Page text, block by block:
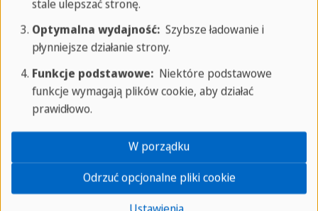
Wystąpienia publiczne i prezentacje
Dowódź sceną z pewnością siebie:Wystąpienia
publiczne to sztuka, a robienie tego w języku
obcym jest godnym pochwały wyczynem. Nasze
warsztaty z wystąpień publicznych i prezentacji
doskonalą Twoje umiejętności w wygłaszaniu
efektownych przemówień i prezentacji w języku
stale ulepszać stronę.
Optymalna wydajność:Szybsze ładowanie i
płynniejsze działanie strony.
Funkcje podstawowe:Niektóre podstawowe
funkcje wymagają plików cookie, aby działać
prawidłowo.
Odrzuć opcjonalne pliki cookie
W porządku